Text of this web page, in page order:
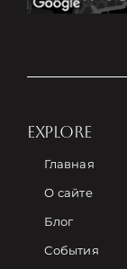
EXPLORE
Главная
О сайте
Блог
События